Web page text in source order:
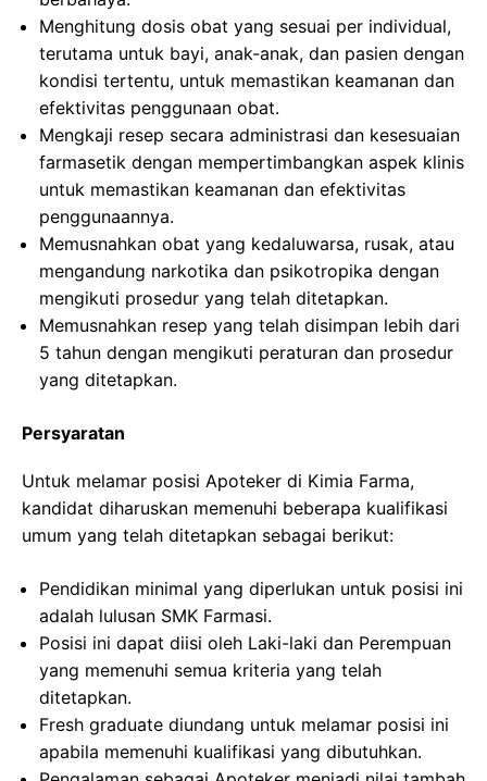
Menghitung dosis obat yang sesuai per individual,
terutama untuk bayi, anak-anak, dan pasien dengan
kondisi tertentu, untuk memastikan keamanan dan
efektivitas penggunaan obat.
Mengkaji resep secara administrasi dan kesesuaian
farmasetik dengan mempertimbangkan aspek klinis
untuk memastikan keamanan dan efektivitas
penggunaannya.
Memusnahkan obat yang kedaluwarsa, rusak, atau
mengandung narkotika dan psikotropika dengan
mengikuti prosedur yang telah ditetapkan.
Memusnahkan resep yang telah disimpan lebih dari
5 tahun dengan mengikuti peraturan dan prosedur
yang ditetapkan.
Persyaratan
Untuk melamar posisi Apoteker di Kimia Farma,
kandidat diharuskan memenuhi beberapa kualifikasi
umum yang telah ditetapkan sebagai berikut:
Pendidikan minimal yang diperlukan untuk posisi ini
adalah lulusan SMK Farmasi.
Posisi ini dapat diisi oleh Laki-laki dan Perempuan
yang memenuhi semua kriteria yang telah
ditetapkan.
Fresh graduate diundang untuk melamar posisi ini
apabila memenuhi kualifikasi yang dibutuhkan.